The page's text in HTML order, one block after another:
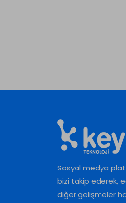
Sosyal medya
bizi takip ederek,
diğer gelişmeler